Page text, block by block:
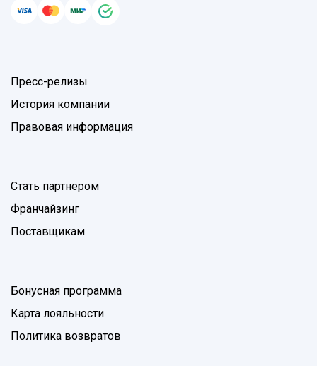
Пресс-релизы
История компании
Правовая информация
Стать партнером
Франчайзинг
Поставщикам
Бонусная программа
Карта лояльности
Политика возвратов